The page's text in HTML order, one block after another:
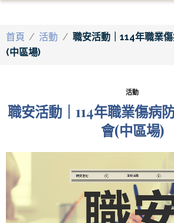
首頁 / 活動 / 職安活動｜114年職業
(中區場)
活動
職安活動｜114年職業傷病
會(中區場)